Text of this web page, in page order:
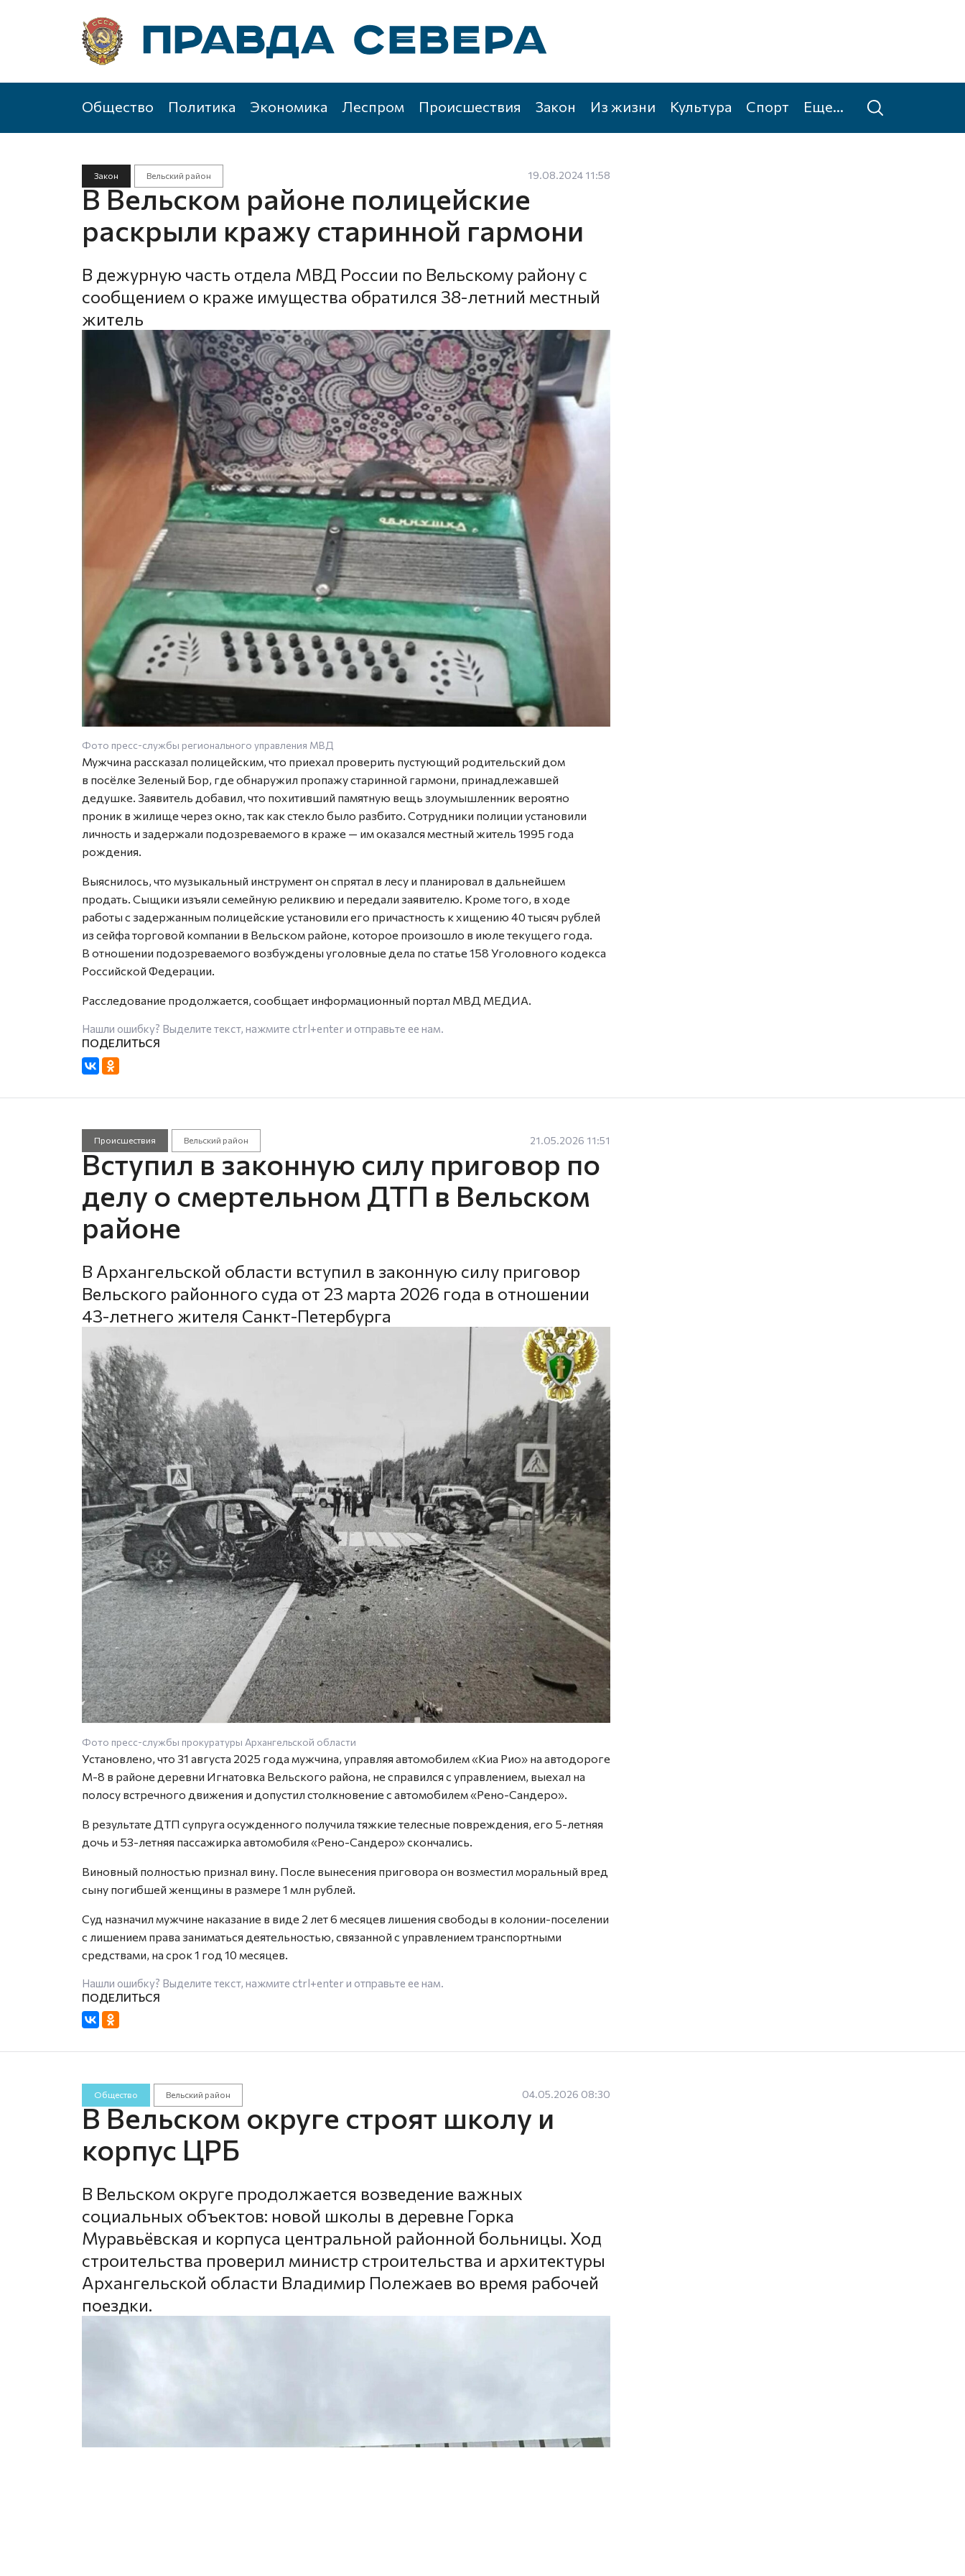
Общество Политика Экономика Леспром Происшествия Закон Из жизни Культура Спорт Еще...
Закон Вельский район 19.08.2024 11:58
В Вельском районе полицейские
раскрыли кражу старинной гармони
В дежурную часть отдела МВД России по Вельскому району с
сообщением о краже имущества обратился 38-летний местный
житель
Фото пресс-службы регионального управления МВД
Мужчина рассказал полицейским, что приехал проверить пустующий родительский дом
в посёлке Зеленый Бор, где обнаружил пропажу старинной гармони, принадлежавшей
дедушке. Заявитель добавил, что похитивший памятную вещь злоумышленник вероятно
проник в жилище через окно, так как стекло было разбито. Сотрудники полиции установили
личность и задержали подозреваемого в краже — им оказался местный житель 1995 года
рождения.
Выяснилось, что музыкальный инструмент он спрятал в лесу и планировал в дальнейшем
продать. Сыщики изъяли семейную реликвию и передали заявителю. Кроме того, в ходе
работы с задержанным полицейские установили его причастность к хищению 40 тысяч рублей
из сейфа торговой компании в Вельском районе, которое произошло в июле текущего года.
В отношении подозреваемого возбуждены уголовные дела по статье 158 Уголовного кодекса
Российской Федерации.
Расследование продолжается, сообщает информационный портал МВД МЕДИА.
Нашли ошибку? Выделите текст, нажмите ctrl+enterи отправьте ее нам.
Происшествия Вельский район 21.05.2026 11:51
Вступил в законную силу приговор по
делу о смертельном ДТП в Вельском
районе
В Архангельской области вступил в законную силу приговор
Вельского районного суда от 23 марта 2026 года в отношении
43-летнего жителя Санкт-Петербурга
Фото пресс-службы прокуратуры Архангельской области
Установлено, что 31 августа 2025 года мужчина, управляя автомобилем «Киа Рио» на автодороге
М-8 в районе деревни Игнатовка Вельского района, не справился с управлением, выехал на
полосу встречного движения и допустил столкновение с автомобилем «Рено-Сандеро».
В результате ДТП супруга осужденного получила тяжкие телесные повреждения, его 5-летняя
дочь и 53-летняя пассажирка автомобиля «Рено-Сандеро» скончались.
Виновный полностью признал вину. После вынесения приговора он возместил моральный вред
сыну погибшей женщины в размере 1 млн рублей.
Суд назначил мужчине наказание в виде 2 лет 6 месяцев лишения свободы в колонии-поселении
с лишением права заниматься деятельностью, связанной с управлением транспортными
средствами, на срок 1 год 10 месяцев.
Нашли ошибку? Выделите текст, нажмите ctrl+enterи отправьте ее нам.
Общество Вельский район 04.05.2026 08:30
В Вельском округе строят школу и
корпус ЦРБ
В Вельском округе продолжается возведение важных
социальных объектов: новой школы в деревне Горка
Муравьёвская и корпуса центральной районной больницы. Ход
строительства проверил министр строительства и архитектуры
Архангельской области Владимир Полежаев во время рабочей
поездки.